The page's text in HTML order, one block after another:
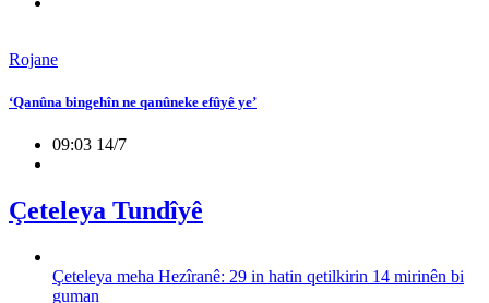
Rojane
‘Qanûna bingehîn ne qanûneke efûyê ye’
09:03 14/7
Çeteleya Tundîyê
Çeteleya meha Hezîranê: 29 in hatin qetilkirin 14 mirinên bi
guman